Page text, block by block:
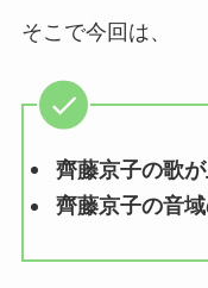
そこで今回は、
齊藤京子の歌
齊藤京子の音